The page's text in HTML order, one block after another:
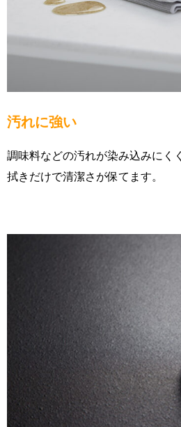
汚れに強い
調味料などの汚れが染み込みにく
拭きだけで清潔さが保てます。